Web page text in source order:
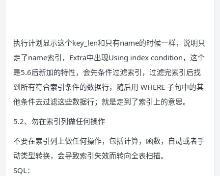
执行计划显示这个key_len和只有name的时候一样，说明只
走了name索引，Extra中出现Using index condition，这个
是5.6后新加的特性，会先条件过滤索引，过滤完索引后找
到所有符合索引条件的数据行，随后用 WHERE 子句中的其
他条件去过滤这些数据行；就是走到了索引上的意思。
5.2、勿在索引列做任何操作
不要在索引列上做任何操作，包括计算，函数，自动或者手
动类型转换，会导致索引失效而转向全表扫描。
SQL：